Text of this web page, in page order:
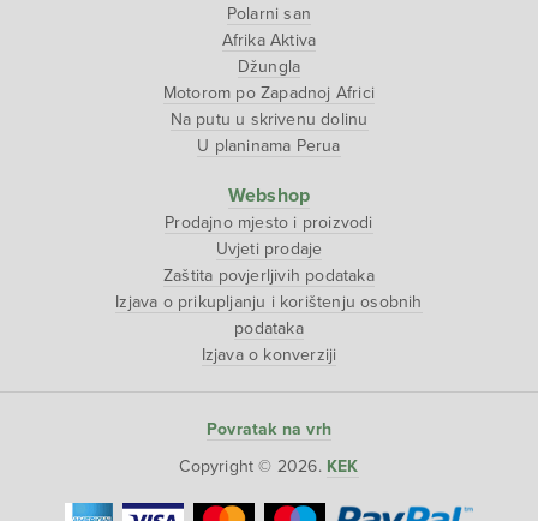
Polarni san
Afrika Aktiva
Džungla
Motorom po Zapadnoj Africi
Na putu u skrivenu dolinu
U planinama Perua
Webshop
Prodajno mjesto i proizvodi
Uvjeti prodaje
Zaštita povjerljivih podataka
Izjava o prikupljanju i korištenju osobnih
podataka
Izjava o konverziji
Povratak na vrh
Copyright © 2026. KEK